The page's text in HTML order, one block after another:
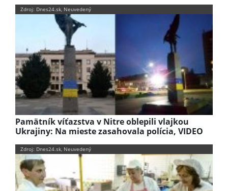
Zdroj: Dnes24.sk, Neuvedený
Pamätník víťazstva v Nitre oblepili vlajkou
Ukrajiny: Na mieste zasahovala polícia, VIDEO
Zdroj: Dnes24.sk, Neuvedený